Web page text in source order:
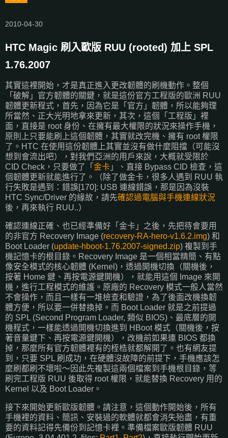
2010-04-30
HTC Magic 刷入歐版 RUU (rooted) 加上 SPL
1.76.2007
其實這裡開始，才是真正進入更改韌體的刷機動作。整個
「破解」官方韌體的關鍵，就是這份官方工程版的歐洲 RUU
韌體更新程式，首先，因為它是「官方」韌體，所以能夠理
所當然、正大光明地拿來更新，其次，這個「工程版」裡
面，直接是 root 身份、在擁有最大權限的狀況來操作手機，
原則上只要能刷上這個韌體，其實就改完機、擁有 root 權限
了。HTC 在使用這份韌體上其實並沒有做什麼阻擋（可能沒
想到會流出吧），對我們亞洲的用戶來說，大概就受限於
CID Check，只要做了「 金卡 」、直接 Bypass CID 檢查，這
個韌體更新就能進行了。（除了做金卡，很多人遇到 RUU 執
行失敗是遇到：錯誤[170]: USB 連線錯誤，那是因為沒裝
HTC Sync/Driver 的緣故，請先確認過電腦與手機連線狀況
後，再來執行 RUU..）
確認連線正確、也已經準備好「金卡」之後，先把待會要用
的非官方 Recovery Image (recovery-RA-hero-v1.6.2.img) 和
Boot Loader (update-hboot-1.76.2007-signed.zip) 複製到手
機記憶卡的根目錄。Recovery Image 是一個相當精簡、有點
像安全模式的核心韌體 (Kernel)，透過開機切換（關機後，
按著 Home 鍵、再按電源鍵開機），就能用這個 Image 來開
機，進行工程模式的維護。原廠的 Recovery 模式一般人當然
不會操作，而且一樣有一堆檢查和驗證，為了後面改機換韌
體方便，所以要一併替換掉。而 Boot Loader 就是之前提過
的 SPL (Second Program Loader, 類似 BIOS)、最底層的開
機程式，一樣能透過開機切換進到 HBoot 模式（關機後，按
著音量鍵下、再按電源鍵開機），改機前如果連 BIOS 都換
掉，那麼所有官方韌體裡有的桎梏就都解開了。也有網友提
到，只要 SPL 刷成功，在硬體沒故障的前提下，手機應該怎
麼刷都刷不壞啦～因此先複製這兩個檔案到手機根目錄，等
刷完工程版 RUU 後取得 root 權限，就能替換 Recovery 用的
Kernel 以及 Boot Loader。
接下來開始更新歐版韌體。請注意，這個動作開始後，所有
手機裡的資料、簡訊、安裝過的軟體就都會消失殆盡，有重
要的資料記得先備份到記憶卡裡。準備檔案歐版韌體 RUU